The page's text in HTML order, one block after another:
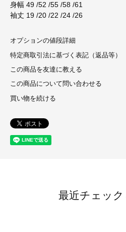
身幅 49 /52 /55 /58 /61
袖丈 19 /20 /22 /24 /26
オプションの値段詳細
特定商取引法に基づく表記（返品等）
この商品を友達に教える
この商品について問い合わせる
買い物を続ける
最近チェッ